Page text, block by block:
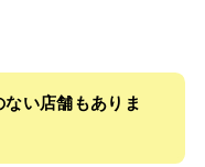
い店舗もありま